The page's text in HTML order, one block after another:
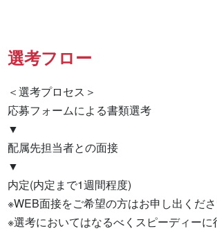
選考フロー
＜選考プロセス＞
応募フォームによる書類選考
▼
配属先担当者との面接
▼
内定(内定まで1週間程度)
※WEB面接をご希望の方はお申し出くださ
※選考においてはなるべくスピーディーに